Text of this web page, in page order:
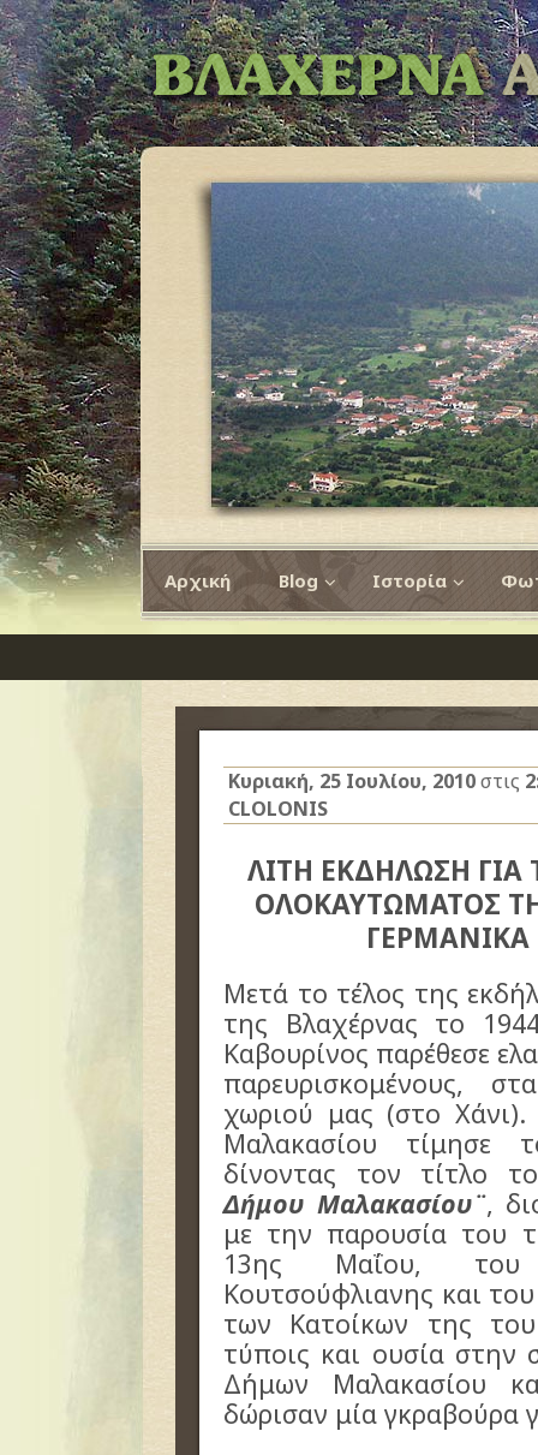
Αρχική Blog Ιστορία
Κυριακή, 25 Ιουλίου, 2010στις
CLOLONIS
ΛΙΤΗ ΕΚΔΗΛΩΣΗ ΓΙΑ
ΟΛΟΚΑΥΤΩΜΑΤΟΣ
ΓΕΡΜΑΝΙΚΑ
Μετά το τέλος της
της Βλαχέρνας το
Καβουρίνος παρέθεσε
παρευρισκομένους,
χωριού μας (στο
Μαλακασίου τίμησε
δίνοντας τον τίτλο
Δήμου Μαλακασίου¨,
με την παρουσία του
13ης Μαΐου, του
Κουτσούφλιανης και
των Κατοίκων της του
τύποις και ουσία
Δήμων Μαλακασίου
δώρισαν μία γκραβούρα